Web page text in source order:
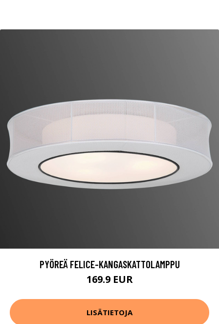
PYÖREÄ FELICE-KANGASKATTOLAMPPU
169.9 EUR
LISÄTIETOJA